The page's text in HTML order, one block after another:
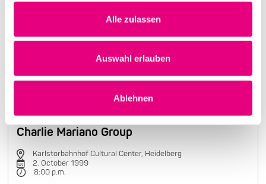
Alle zulassen
Auswahl erlauben
Ablehnen
Nightmares on Wax
Learn more
Charlie Mariano Group
Karlstorbahnhof Cultural Center, Heidelberg
2. October 1999
8:00 p.m.